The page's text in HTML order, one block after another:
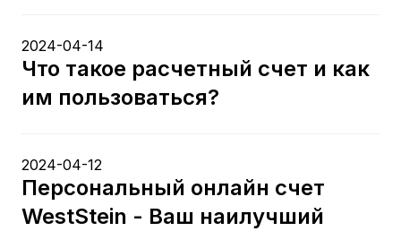
2024-04-14
Что такое расчетный счет и как
им пользоваться?
2024-04-12
Персональный онлайн счет
WestStein - Ваш наилучший